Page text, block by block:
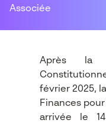
Associée
Après la
février 2025,
Finances
arrivée le